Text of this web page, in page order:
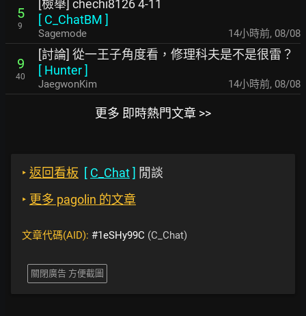
5
9
[檢舉] chechi8126 4-11
[ C_ChatBM ]
Sagemode 14小時前, 08/08
9
40
[討論] 從一王子角度看，修理科夫是不是很雷？
[ Hunter]
JaegwonKim 14小時前, 08/08
更多 即時熱門文章 >>
‣ 返回看板 [ C_Chat] 閒談
‣ 更多 pagolin 的文章
文章代碼(AID): #1eSHy99C (C_Chat)
關閉廣告 方便截圖